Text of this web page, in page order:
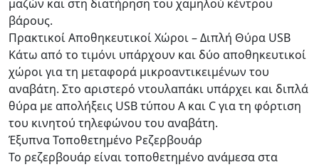
μαζών και στη διατήρηση του χαμηλού κέντρου
βάρους.
Πρακτικοί Αποθηκευτικοί Χώροι – Διπλή Θύρα USB
Κάτω από το τιμόνι υπάρχουν και δύο αποθηκευτικοί
χώροι για τη μεταφορά μικροαντικειμένων του
αναβάτη. Στο αριστερό ντουλαπάκι υπάρχει και διπλά
θύρα με απολήξεις USB τύπου A και C για τη φόρτιση
του κινητού τηλεφώνου του αναβάτη.
Έξυπνα Τοποθετημένο Ρεζερβουάρ
Το ρεζερβουάρ είναι τοποθετημένο ανάμεσα στα